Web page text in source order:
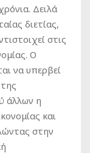
Δειλά
διετίας,
στις
Ο
να υπερβεί
άλλων η
και
στην